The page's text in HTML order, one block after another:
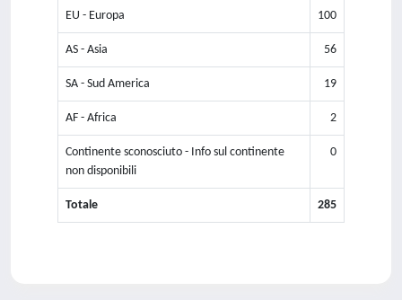
EU - Europa 100
AS - Asia 56
SA - Sud America 19
AF - Africa 2
Continente sconosciuto - Info sul continente
non disponibili
0
Totale 285